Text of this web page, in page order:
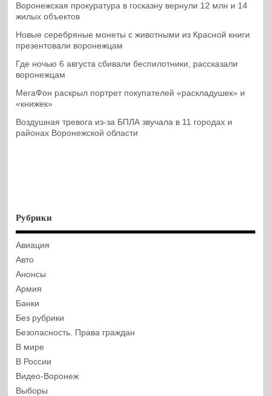
Воронежская прокуратура в госказну вернули 12 млн и 14
жилых объектов
Новые серебряные монеты с животными из Красной книги
презентовали воронежцам
Где ночью 6 августа сбивали беспилотники, рассказали
воронежцам
МегаФон раскрыл портрет покупателей «раскладушек» и
«книжек»
Воздушная тревога из-за БПЛА звучала в 11 городах и
районах Воронежской области
Рубрики
Авиация
Авто
Анонсы
Армия
Банки
Без рубрики
Безопасность. Права граждан
В мире
В России
Видео-Воронеж
Выборы